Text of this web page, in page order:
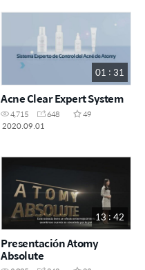
01 : 31
Acne Clear Expert System
4,715 648
49
2020.09.01
13 : 42
Presentación Atomy
Absolute